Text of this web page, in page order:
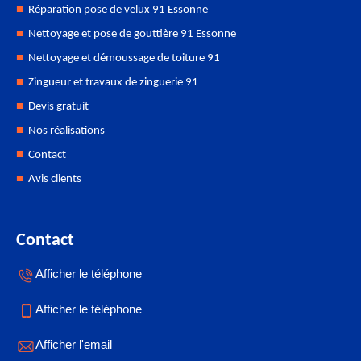
Réparation pose de velux 91 Essonne
Nettoyage et pose de gouttière 91 Essonne
Nettoyage et démoussage de toiture 91
Zingueur et travaux de zinguerie 91
Devis gratuit
Nos réalisations
Contact
Avis clients
Contact
Afficher le téléphone
Afficher le téléphone
Afficher l'email